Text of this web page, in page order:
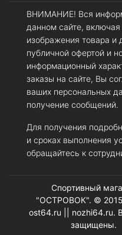
ВНИМАНИЕ! Вся
данном сайте,
изображения товара и
публичной офертой и
информационный
заказы на сайте, Вы
ваших персональных
получение сообщений.
Для получения
и сроках выполнения
обращайтесь к
Спортивный
"ОСТРОВОК". ©
ost64.ru || nozhi64.ru.
защищены.